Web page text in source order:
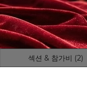
섹션 & 참가비 (2)